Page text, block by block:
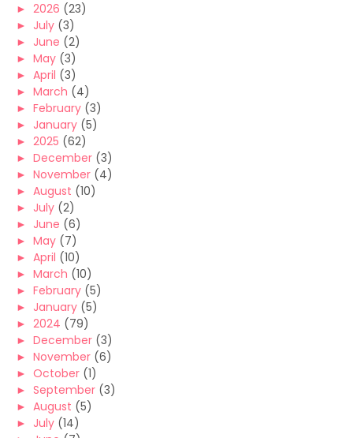
► 2026 (23)
► July (3)
► June (2)
► May (3)
► April (3)
► March (4)
► February (3)
► January (5)
► 2025 (62)
► December (3)
► November (4)
► August (10)
► July (2)
► June (6)
► May (7)
► April (10)
► March (10)
► February (5)
► January (5)
► 2024 (79)
► December (3)
► November (6)
► October (1)
► September (3)
► August (5)
► July (14)